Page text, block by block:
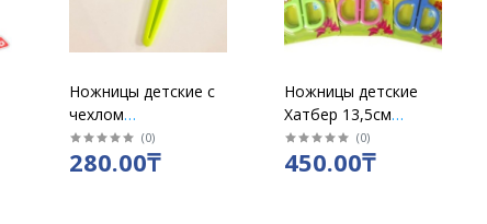
Ножницы детские с
чехлом
пластиковые,
ассорти
(0)
280.00₸
Ножницы детские
Хатбер 13,5см
розовые /13008
(0)
450.00₸